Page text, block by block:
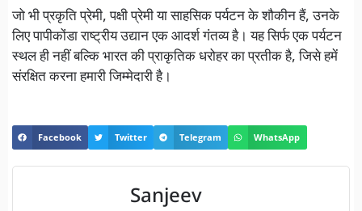
जो भी प्रकृति प्रेमी, पक्षी प्रेमी या साहसिक पर्यटन के शौकीन हैं, उनके
लिए पापीकोंडा राष्ट्रीय उद्यान एक आदर्श गंतव्य है। यह सिर्फ एक पर्यटन
स्थल ही नहीं बल्कि भारत की प्राकृतिक धरोहर का प्रतीक है, जिसे हमें
संरक्षित करना हमारी जिम्मेदारी है।
Facebook Twitter Telegram WhatsApp
Sanjeev